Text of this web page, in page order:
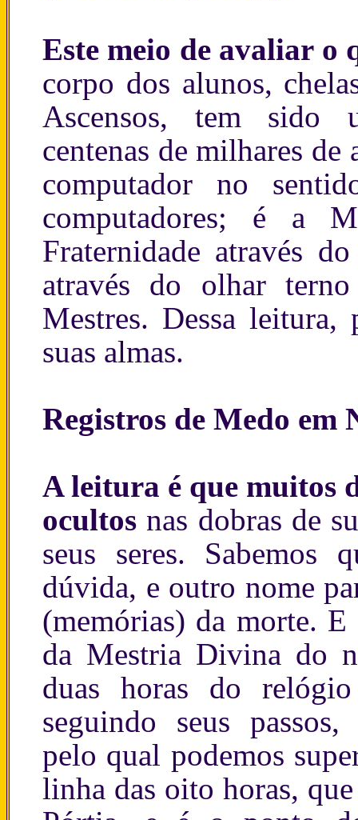
Este meio de avaliar o
corpo dos alunos,
Ascensos, tem sido
centenas de milhares
computador no
computadores; é a
Fraternidade através
através do olhar
Mestres. Dessa
suas almas.
Registros de Medo em
A leitura é que muitos
ocultosnas dobras de
seus seres. Sabemos
dúvida, e outro nome
(memórias) da morte.
da Mestria Divina do
duas horas do relógio
seguindo seus
pelo qual podemos
linha das oito horas,